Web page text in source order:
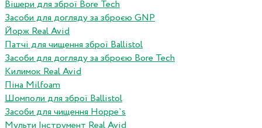
Вішери для зброї Bore Tech
Засоби для догляду за зброєю GNP
Йорж Real Avid
Патчі для чищення зброї Ballistol
Засоби для догляду за зброєю Bore Tech
Килимок Real Avid
Піна Milfoam
Шомполи для зброї Ballistol
Засоби для чищення Hoppe`s